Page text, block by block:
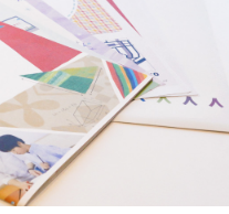
困りごとを「個」の要
りによって生じるものと
」が増えること、つまり
ば「車いすに乗っている
困りは「車いすに乗って
変えることでも減少し
アでは、お子さまの「やり
研究で明らかにされた
用していく学問です。
の直後起きる結果」に着
や仕組みを分析し、理解
でも、場面によって理由が
う行動でも理由が同じ
理由について考えていくこ
まの発達段階をより詳し
で指導の計画をたてら
使用し、今のスキル獲
ルの内容は、人間の発達
にし、一人ひとりが自分
を抽出したものです。お
ことは異なりますので、
ラムや指導員の研修は
井上雅彦教授（鳥取大
道大学名誉教授）による
言語聴覚士や作業療法士
っています。
質を高めるため、育成研
エリア単位にスーパーバ
スや指導員の育成に努
に研修を受けながら指導
づき、「なぜその行動を
前の刺激などに分けて、
し、最適なアプローチ方
セスメントツールや教
ます。様々なお子さまの
選択できるようこれま
ています。
子さまや発達が気にな
幼児教室です。受給者証
用いただけます。
る福祉サービスです。
る
く